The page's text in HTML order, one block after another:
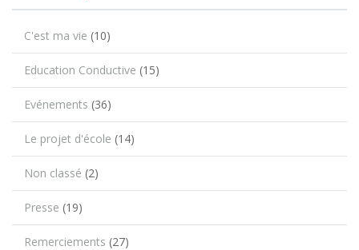
C'est ma vie (10)
Education Conductive (15)
Evénements (36)
Le projet d'école (14)
Non classé (2)
Presse (19)
Remerciements (27)